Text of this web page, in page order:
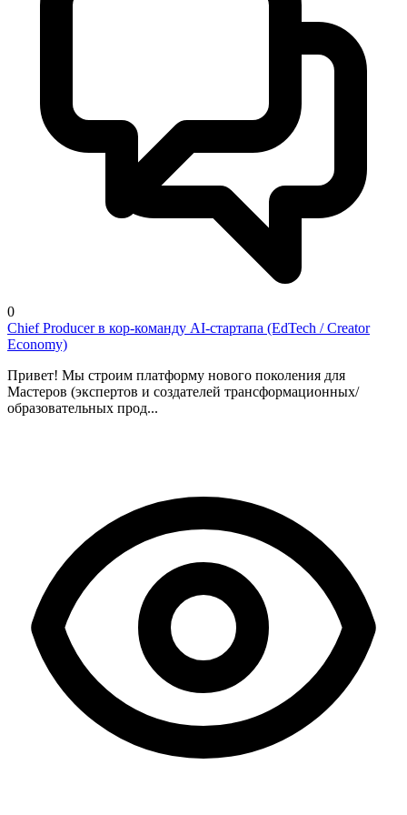
0
Chief Producer в кор-команду AI-стартапа (EdTech / Creator
Economy)
Привет! Мы строим платформу нового поколения для
Мастеров (экспертов и создателей трансформационных/
образовательных прод...